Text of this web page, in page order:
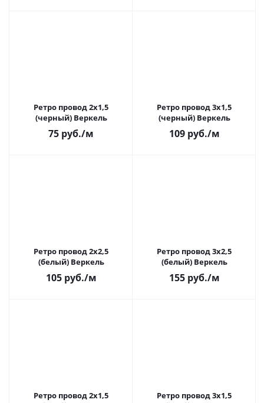
Ретро провод 2х1,5
(черный) Веркель
75 руб./м
Ретро провод 3х1,5
(черный) Веркель
109руб./м
Ретро провод 2х2,5
(белый) Веркель
105руб./м
Ретро провод 3х2,5
(белый) Веркель
155руб./м
Ретро провод 2х1,5
Ретро провод 3х1,5